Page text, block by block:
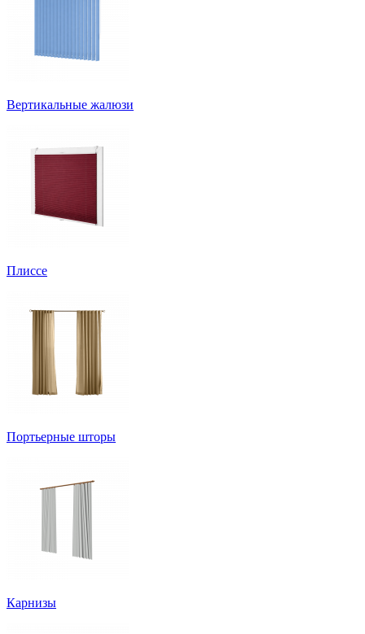
Вертикальные жалюзи
Плиссе
Портьерные шторы
Карнизы